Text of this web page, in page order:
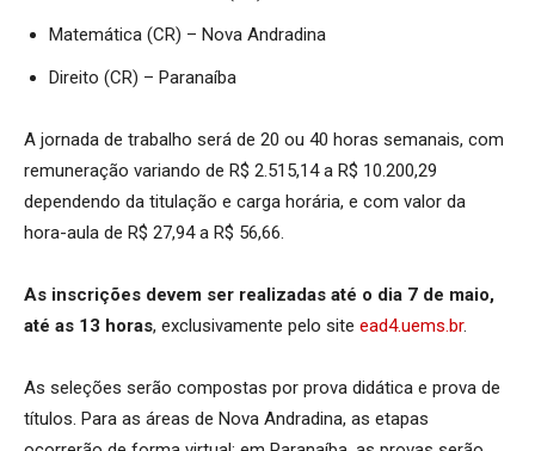
Matemática (CR) – Nova Andradina
Direito (CR) – Paranaíba
A jornada de trabalho será de 20 ou 40 horas semanais, com
remuneração variando de R$ 2.515,14 a R$ 10.200,29
dependendo da titulação e carga horária, e com valor da
hora-aula de R$ 27,94 a R$ 56,66.
As inscrições devem ser realizadas até o dia 7 de maio,
até as 13 horas, exclusivamente pelo site ead4.uems.br.
As seleções serão compostas por prova didática e prova de
títulos. Para as áreas de Nova Andradina, as etapas